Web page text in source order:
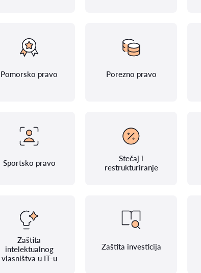
Pomorsko pravo Porezno pravo
Sportsko pravo
Stečaj i
restrukturiranje
Zaštita
intelektualnog
vlasništva u IT-u
Zaštita investicija